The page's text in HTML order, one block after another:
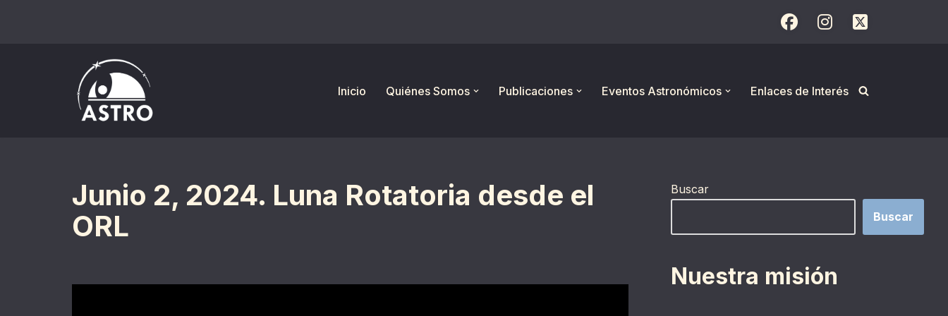
Inicio
Quiénes Somos Publicaciones Eventos Astronómicos Enlaces de Interés
Junio 2, 2024. Luna Rotatoria desde el
ORL
Buscar
Buscar
Nuestra misión